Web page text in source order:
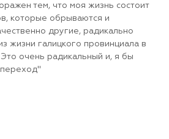
тем, что моя жизнь состоит
которые обрываются и
другие, радикально
жизни галицкого провинциала в
очень радикальный и, я бы
переход"